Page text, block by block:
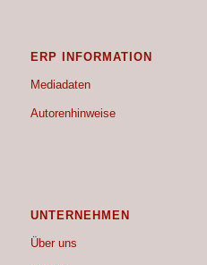
ERP INFORMATION
Mediadaten
Autorenhinweise
UNTERNEHMEN
Über uns